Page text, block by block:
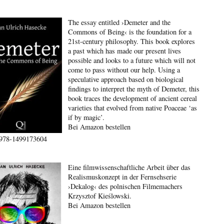
1499173604
The essay entitled ›Demeter and the
Commons of Being‹ is the foundation for a
21st-century philosophy. This book explores
a past which has made our present lives
possible and looks to a future which will not
come to pass without our help. Using a
speculative approach based on biological
findings to interpret the myth of Demeter, this
book traces the development of ancient cereal
varieties that evolved from native Poaceae ‘as
if by magic’.
Bei Amazon bestellen
Eine filmwissenschaftliche Arbeit über das
Realismuskonzept in der Fernsehserie
›Dekalog‹ des polnischen Filmemachers
Krzysztof Kieślowski.
Bei Amazon bestellen